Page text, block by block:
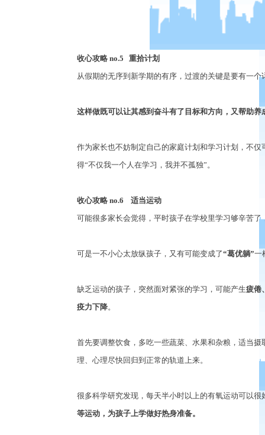
收心攻略 no.5 重拾计划
从假期的无序到新学期的有序，过渡的关键是要有一个
这样做既可以让其感到奋斗有了目标和方向，又帮助
作为家长也不妨制定自己的家庭计划和学习计划，不
得“不仅我一个人在学习，我并不孤独”。
收心攻略 no.6 适当运动
可能很多家长会觉得，平时孩子在学校里学习够辛苦
可是一不小心太放纵孩子，又有可能变成了“葛优躺”一
缺乏运动的孩子，突然面对紧张的学习，可能产生疲倦
疫力下降。
首先要调整饮食，多吃一些蔬菜、水果和杂粮，适当
理、心理尽快回归到正常的轨道上来。
很多科学研究发现，每天半小时以上的有氧运动可以
等运动，为孩子上学做好热身准备。